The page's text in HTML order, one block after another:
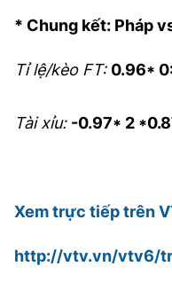
* Chung kết: Pháp
Tỉ lệ/kèo FT: 0.96*
Tài xỉu: -0.97* 2
Xem trực tiếp trên
http://vtv.vn/vtv6/